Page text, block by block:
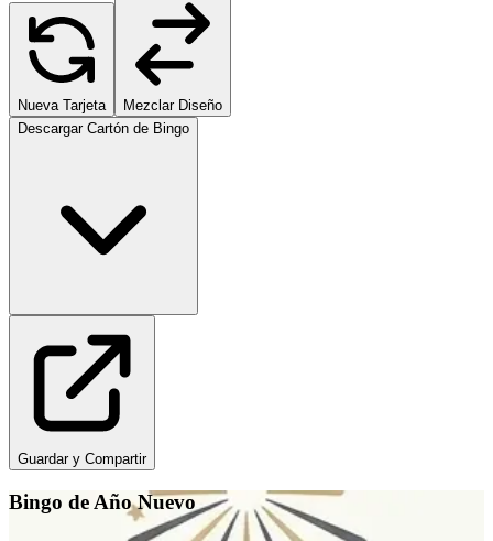
Nueva Tarjeta
Mezclar Diseño
Descargar Cartón de Bingo
Guardar y Compartir
Bingo de Año Nuevo